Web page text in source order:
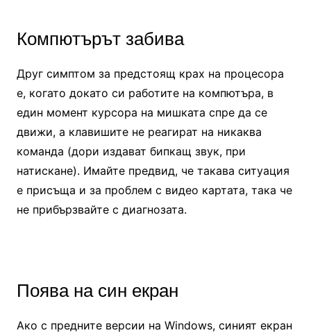
Компютърът забива
Друг симптом за предстоящ крах на процесора
е, когато докато си работите на компютъра, в
един момент курсора на мишката спре да се
движи, а клавишите не реагират на никаква
команда (дори издават бипкащ звук, при
натискане). Имайте предвид, че такава ситуация
е присъща и за проблем с видео картата, така че
не прибързвайте с диагнозата.
Поява на син екран
Ако с предните версии на Windows, синият екран